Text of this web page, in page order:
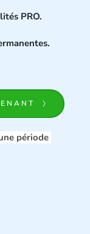
PRO.
période